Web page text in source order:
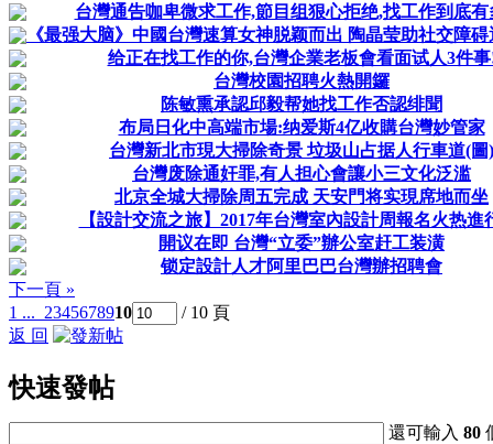
台灣通告咖卑微求工作,節目组狠心拒绝,找工作到底有
《最强大脑》中國台灣速算女神脱颖而出 陶晶莹助社交障
给正在找工作的你,台灣企業老板會看面试人3件
台灣校園招聘火熱開鑼
陈敏熏承認邱毅帮她找工作否認绯聞
布局日化中高端市場:纳爱斯4亿收購台灣妙管家
台灣新北市現大掃除奇景 垃圾山占据人行車道(圖)
台灣废除通奸罪,有人担心會讓小三文化泛滥
北京全城大掃除周五完成 天安門将实現席地而坐
【設計交流之旅】2017年台灣室內設計周報名火热進
開议在即 台灣“立委”辦公室赶工装潢
锁定設計人才阿里巴巴台灣辦招聘會
下一頁 »
1 ... 2345678910
/ 10 頁
返 回
快速發帖
還可輸入80